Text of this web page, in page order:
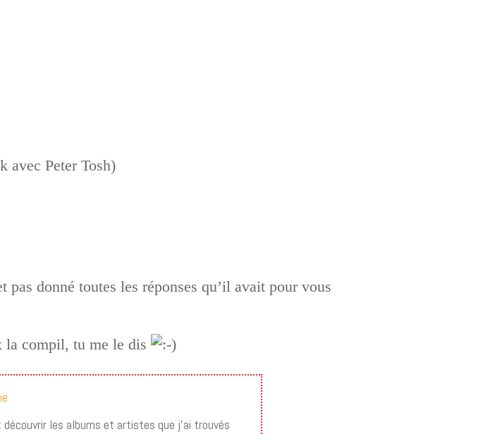
avec Peter Tosh)
donné toutes les réponses qu’il avait pour vous
la compil, tu me le dis
découvrir les albums et artistes que j’ai trouvés